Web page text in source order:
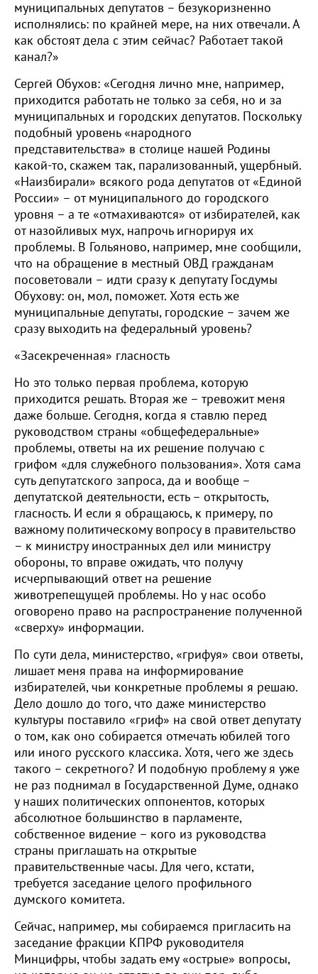
муниципальных депутатов – безукоризненно
исполнялись: по крайней мере, на них отвечали. А
как обстоят дела с этим сейчас? Работает такой
канал?»
Сергей Обухов: «Сегодня лично мне, например,
приходится работать не только за себя, но и за
муниципальных и городских депутатов. Поскольку
подобный уровень «народного
представительства» в столице нашей Родины
какой-то, скажем так, парализованный, ущербный.
«Наизбирали» всякого рода депутатов от «Единой
России» – от муниципального до городского
уровня – а те «отмахиваются» от избирателей, как
от назойливых мух, напрочь игнорируя их
проблемы. В Гольяново, например, мне сообщили,
что на обращение в местный ОВД гражданам
посоветовали – идти сразу к депутату Госдумы
Обухову: он, мол, поможет. Хотя есть же
муниципальные депутаты, городские – зачем же
сразу выходить на федеральный уровень?
«Засекреченная» гласность
Но это только первая проблема, которую
приходится решать. Вторая же – тревожит меня
даже больше. Сегодня, когда я ставлю перед
руководством страны «общефедеральные»
проблемы, ответы на их решение получаю с
грифом «для служебного пользования». Хотя сама
суть депутатского запроса, да и вообще –
депутатской деятельности, есть – открытость,
гласность. И если я обращаюсь, к примеру, по
важному политическому вопросу в правительство
– к министру иностранных дел или министру
обороны, то вправе ожидать, что получу
исчерпывающий ответ на решение
животрепещущей проблемы. Но у нас особо
оговорено право на распространение полученной
«сверху» информации.
По сути дела, министерство, «грифуя» свои ответы,
лишает меня права на информирование
избирателей, чьи конкретные проблемы я решаю.
Дело дошло до того, что даже министерство
культуры поставило «гриф» на свой ответ депутату
о том, как оно собирается отмечать юбилей того
или иного русского классика. Хотя, чего же здесь
такого – секретного? И подобную проблему я уже
не раз поднимал в Государственной Думе, однако
у наших политических оппонентов, которых
абсолютное большинство в парламенте,
собственное видение – кого из руководства
страны приглашать на открытые
правительственные часы. Для чего, кстати,
требуется заседание целого профильного
думского комитета.
Сейчас, например, мы собираемся пригласить на
заседание фракции КПРФ руководителя
Минцифры, чтобы задать ему «острые» вопросы,